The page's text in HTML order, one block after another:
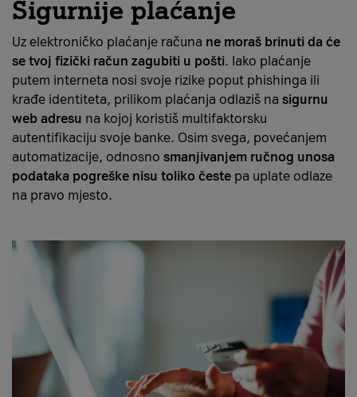
Sigurnije plaćanje
Uz elektroničko plaćanje računa ne moraš brinuti da će
se tvoj fizički račun zagubiti u pošti. Iako plaćanje
putem interneta nosi svoje rizike poput phishinga ili
krađe identiteta, prilikom plaćanja odlaziš na sigurnu
web adresu na kojoj koristiš multifaktorsku
autentifikaciju svoje banke. Osim svega, povećanjem
automatizacije, odnosno smanjivanjem ručnog unosa
podataka pogreške nisu toliko česte pa uplate odlaze
na pravo mjesto.